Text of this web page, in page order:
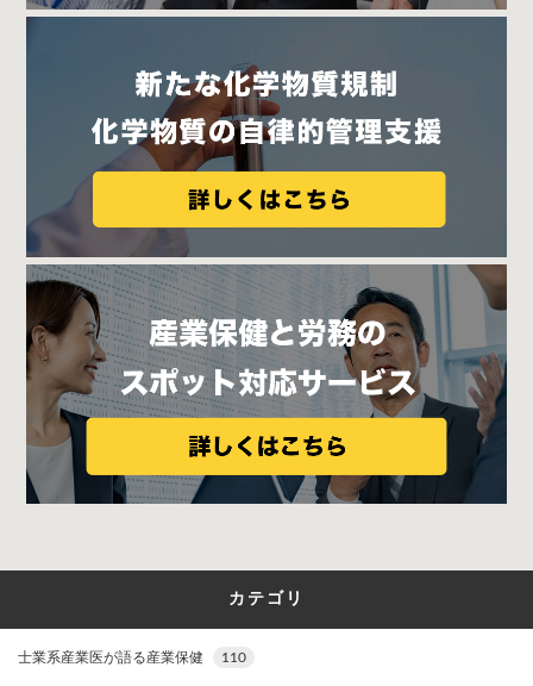
カテゴリ
士業系産業医が語る産業保健 110